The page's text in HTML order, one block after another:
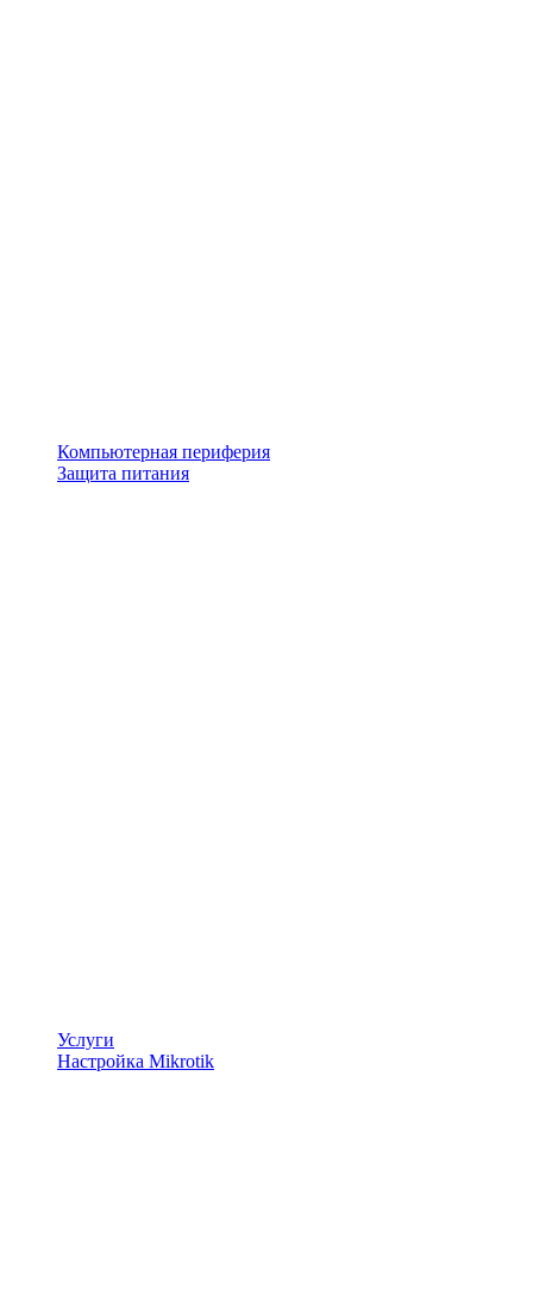
Компьютерная периферия
Защита питания
Услуги
Настройка Mikrotik